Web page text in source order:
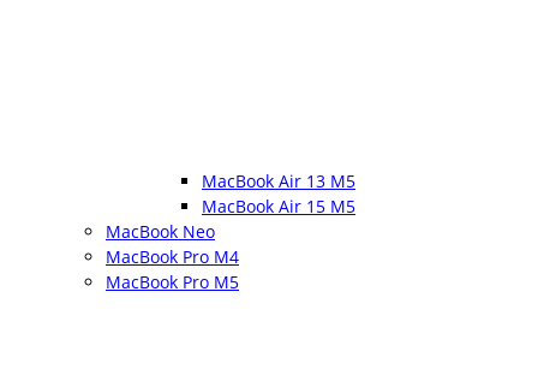
MacBook Air 13 M5
MacBook Air 15 M5
MacBook Neo
MacBook Pro M4
MacBook Pro M5